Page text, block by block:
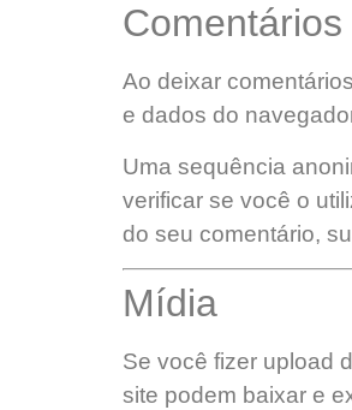
Comentários
Ao deixar
e dados do
Uma sequência
verificar se você o
do seu comentário,
Mídia
Se você fizer upload
site podem baixar e